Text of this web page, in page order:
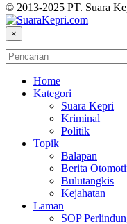
© 2013-2025 PT. Suara
×
Home
Kategori
Suara Kepri
Kriminal
Politik
Topik
Balapan
Berita
Bulutangkis
Kejahatan
Laman
SOP